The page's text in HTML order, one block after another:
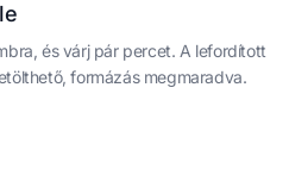
és várj pár percet. A lefordított
formázás megmaradva.